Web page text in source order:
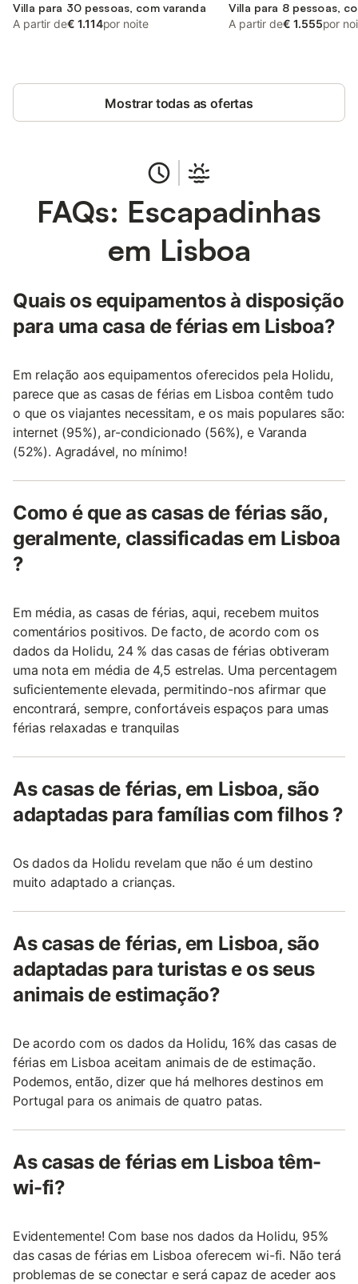
Villa para 30 pessoas, com varanda
A partir de€ 1.114por noite
Villa para 8 pessoas,
A partir de€ 1.555por
Mostrar todas as ofertas
FAQs: Escapadinhas
em Lisboa
Quais os equipamentos à disposição
para uma casa de férias em Lisboa?
Em relação aos equipamentos oferecidos pela Holidu,
parece que as casas de férias em Lisboa contêm tudo
o que os viajantes necessitam, e os mais populares são:
internet (95%), ar-condicionado (56%), e Varanda
(52%). Agradável, no mínimo!
Como é que as casas de férias são,
geralmente, classificadas em Lisboa
?
Em média, as casas de férias, aqui, recebem muitos
comentários positivos. De facto, de acordo com os
dados da Holidu, 24 % das casas de férias obtiveram
uma nota em média de 4,5 estrelas. Uma percentagem
suficientemente elevada, permitindo-nos afirmar que
encontrará, sempre, confortáveis espaços para umas
férias relaxadas e tranquilas
As casas de férias, em Lisboa, são
adaptadas para famílias com filhos ?
Os dados da Holidu revelam que não é um destino
muito adaptado a crianças.
As casas de férias, em Lisboa, são
adaptadas para turistas e os seus
animais de estimação?
De acordo com os dados da Holidu, 16% das casas de
férias em Lisboa aceitam animais de de estimação.
Podemos, então, dizer que há melhores destinos em
Portugal para os animais de quatro patas.
As casas de férias em Lisboa têm-
wi-fi?
Evidentemente! Com base nos dados da Holidu, 95%
das casas de férias em Lisboa oferecem wi-fi. Não terá
problemas de se conectar e será capaz de aceder aos